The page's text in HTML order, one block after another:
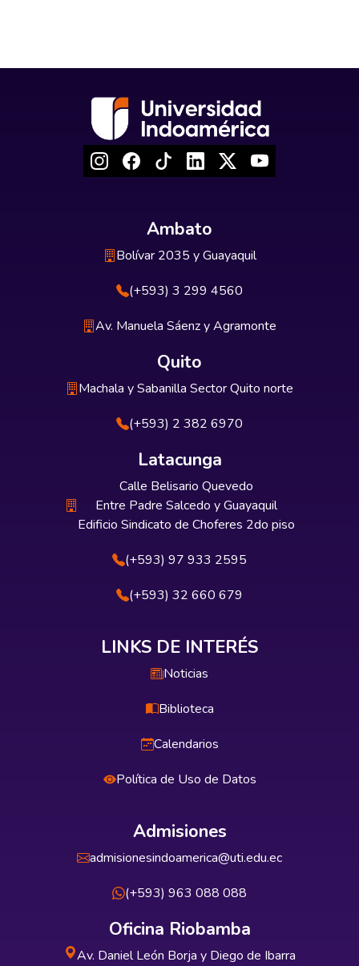
Ambato
Bolívar 2035 y Guayaquil
(+593) 3 299 4560
Av. Manuela Sáenz y Agramonte
Quito
Machala y Sabanilla Sector Quito norte
(+593) 2 382 6970
Latacunga
Calle Belisario Quevedo
Entre Padre Salcedo y Guayaquil
Edificio Sindicato de Choferes 2do piso
(+593) 97 933 2595
(+593) 32 660 679
LINKS DE INTERÉS
Noticias
Biblioteca
Calendarios
Política de Uso de Datos
Admisiones
admisionesindoamerica@uti.edu.ec
(+593) 963 088 088
Oficina Riobamba
Av. Daniel León Borja y Diego de Ibarra